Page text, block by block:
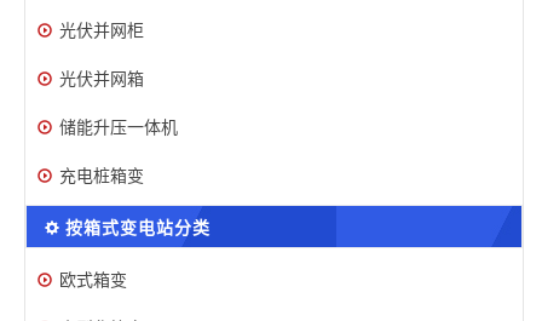
光伏并网柜
光伏并网箱
储能升压一体机
充电桩箱变
按箱式变电站分类
欧式箱变